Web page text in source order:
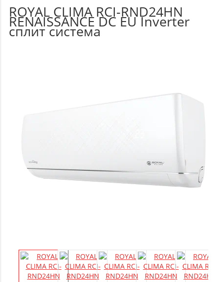
ROYAL CLIMA RCI-RND24HN
RENAISSANCE DC EU Inverter
сплит система